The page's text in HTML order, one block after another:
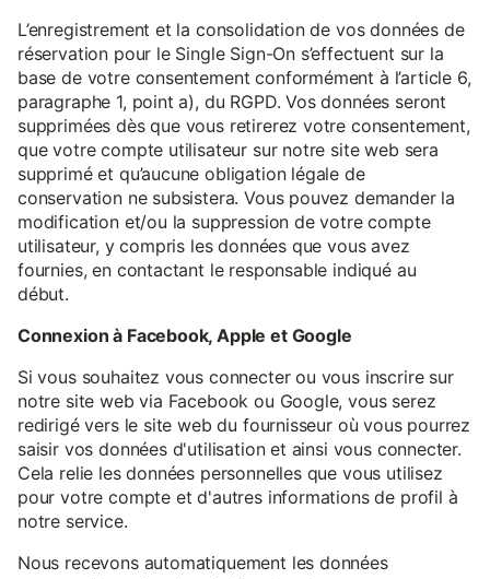
L’enregistrement et la consolidation de vos données de
réservation pour le Single Sign-On s’effectuent sur la
base de votre consentement conformément à l’article 6,
paragraphe 1, point a), du RGPD. Vos données seront
supprimées dès que vous retirerez votre consentement,
que votre compte utilisateur sur notre site web sera
supprimé et qu’aucune obligation légale de
conservation ne subsistera. Vous pouvez demander la
modification et/ou la suppression de votre compte
utilisateur, y compris les données que vous avez
fournies, en contactant le responsable indiqué au
début.
Connexion à Facebook, Apple et Google
Si vous souhaitez vous connecter ou vous inscrire sur
notre site web via Facebook ou Google, vous serez
redirigé vers le site web du fournisseur où vous pourrez
saisir vos données d'utilisation et ainsi vous connecter.
Cela relie les données personnelles que vous utilisez
pour votre compte et d'autres informations de profil à
notre service.
Nous recevons automatiquement les données